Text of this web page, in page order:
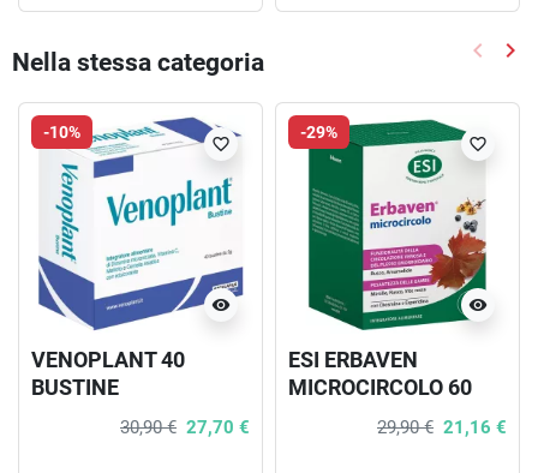
Nella stessa categoria keyboard_arrow_left keyboard_arrow_right
-10%
visibility
favorite_border
VENOPLANT 40
BUSTINE
30,90 € 27,70 €
-29%
visibility
favorite_border
ESI ERBAVEN
MICROCIRCOLO 60
COMPRESSE SENZA
29,90 € 21,16 €